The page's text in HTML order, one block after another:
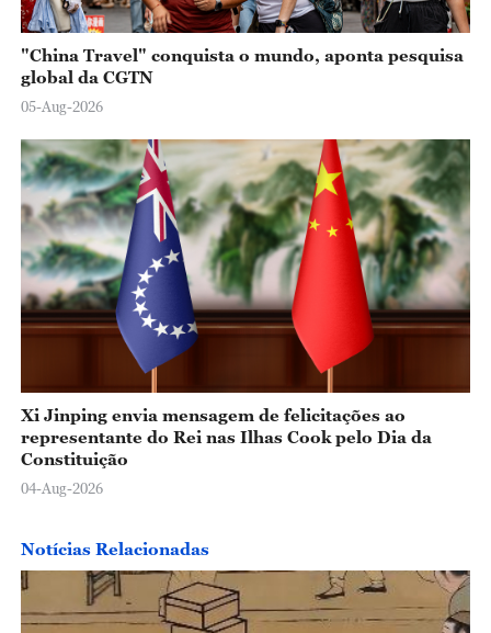
"China Travel" conquista o mundo, aponta pesquisa
global da CGTN
05-Aug-2026
Xi Jinping envia mensagem de felicitações ao
representante do Rei nas Ilhas Cook pelo Dia da
Constituição
04-Aug-2026
Notícias Relacionadas